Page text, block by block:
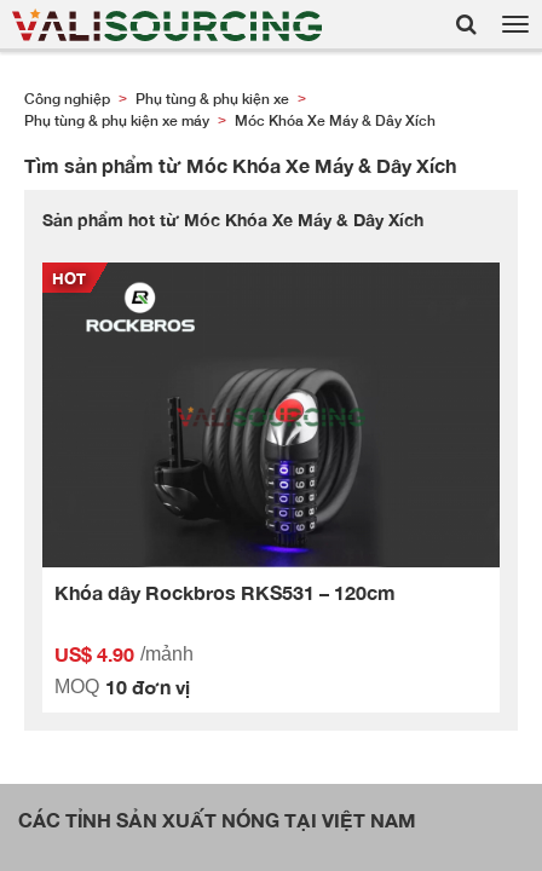
Công nghiệp > Phụ tùng & phụ kiện xe >
Phụ tùng & phụ kiện xe máy > Móc Khóa Xe Máy & Dây Xích
Tìm sản phẩm từ Móc Khóa Xe Máy & Dây Xích
Sản phẩm hot từ Móc Khóa Xe Máy & Dây Xích
Khóa dây Rockbros RKS531 – 120cm
US$ 4.90 /mảnh
MOQ 10 đơn vị
CÁC TỈNH SẢN XUẤT NÓNG TẠI VIỆT NAM